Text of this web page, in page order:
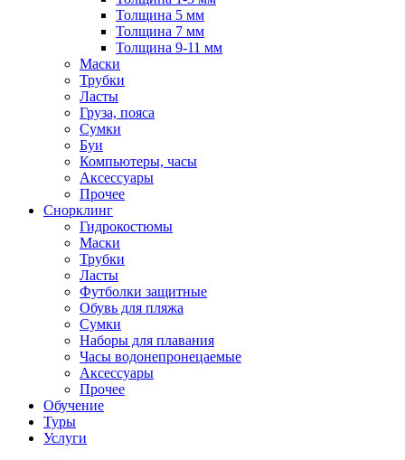
Толщина 5 мм
Толщина 7 мм
Толщина 9-11 мм
Маски
Трубки
Ласты
Груза, пояса
Сумки
Буи
Компьютеры, часы
Аксессуары
Прочее
Снорклинг
Гидрокостюмы
Маски
Трубки
Ласты
Футболки защитные
Обувь для пляжа
Сумки
Наборы для плавания
Часы водонепронецаемые
Аксессуары
Прочее
Обучение
Туры
Услуги